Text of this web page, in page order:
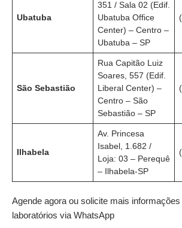
Ubatuba
351 / Sala 02 (Edif.
Ubatuba Office
Center) – Centro –
Ubatuba – SP
São Sebastião
Rua Capitão Luiz
Soares, 557 (Edif.
Liberal Center) –
Centro – São
Sebastião – SP
Ilhabela
Av. Princesa
Isabel, 1.682 /
Loja: 03 – Perequê
– Ilhabela-SP
Agende agora ou solicite mais
laboratórios via WhatsApp